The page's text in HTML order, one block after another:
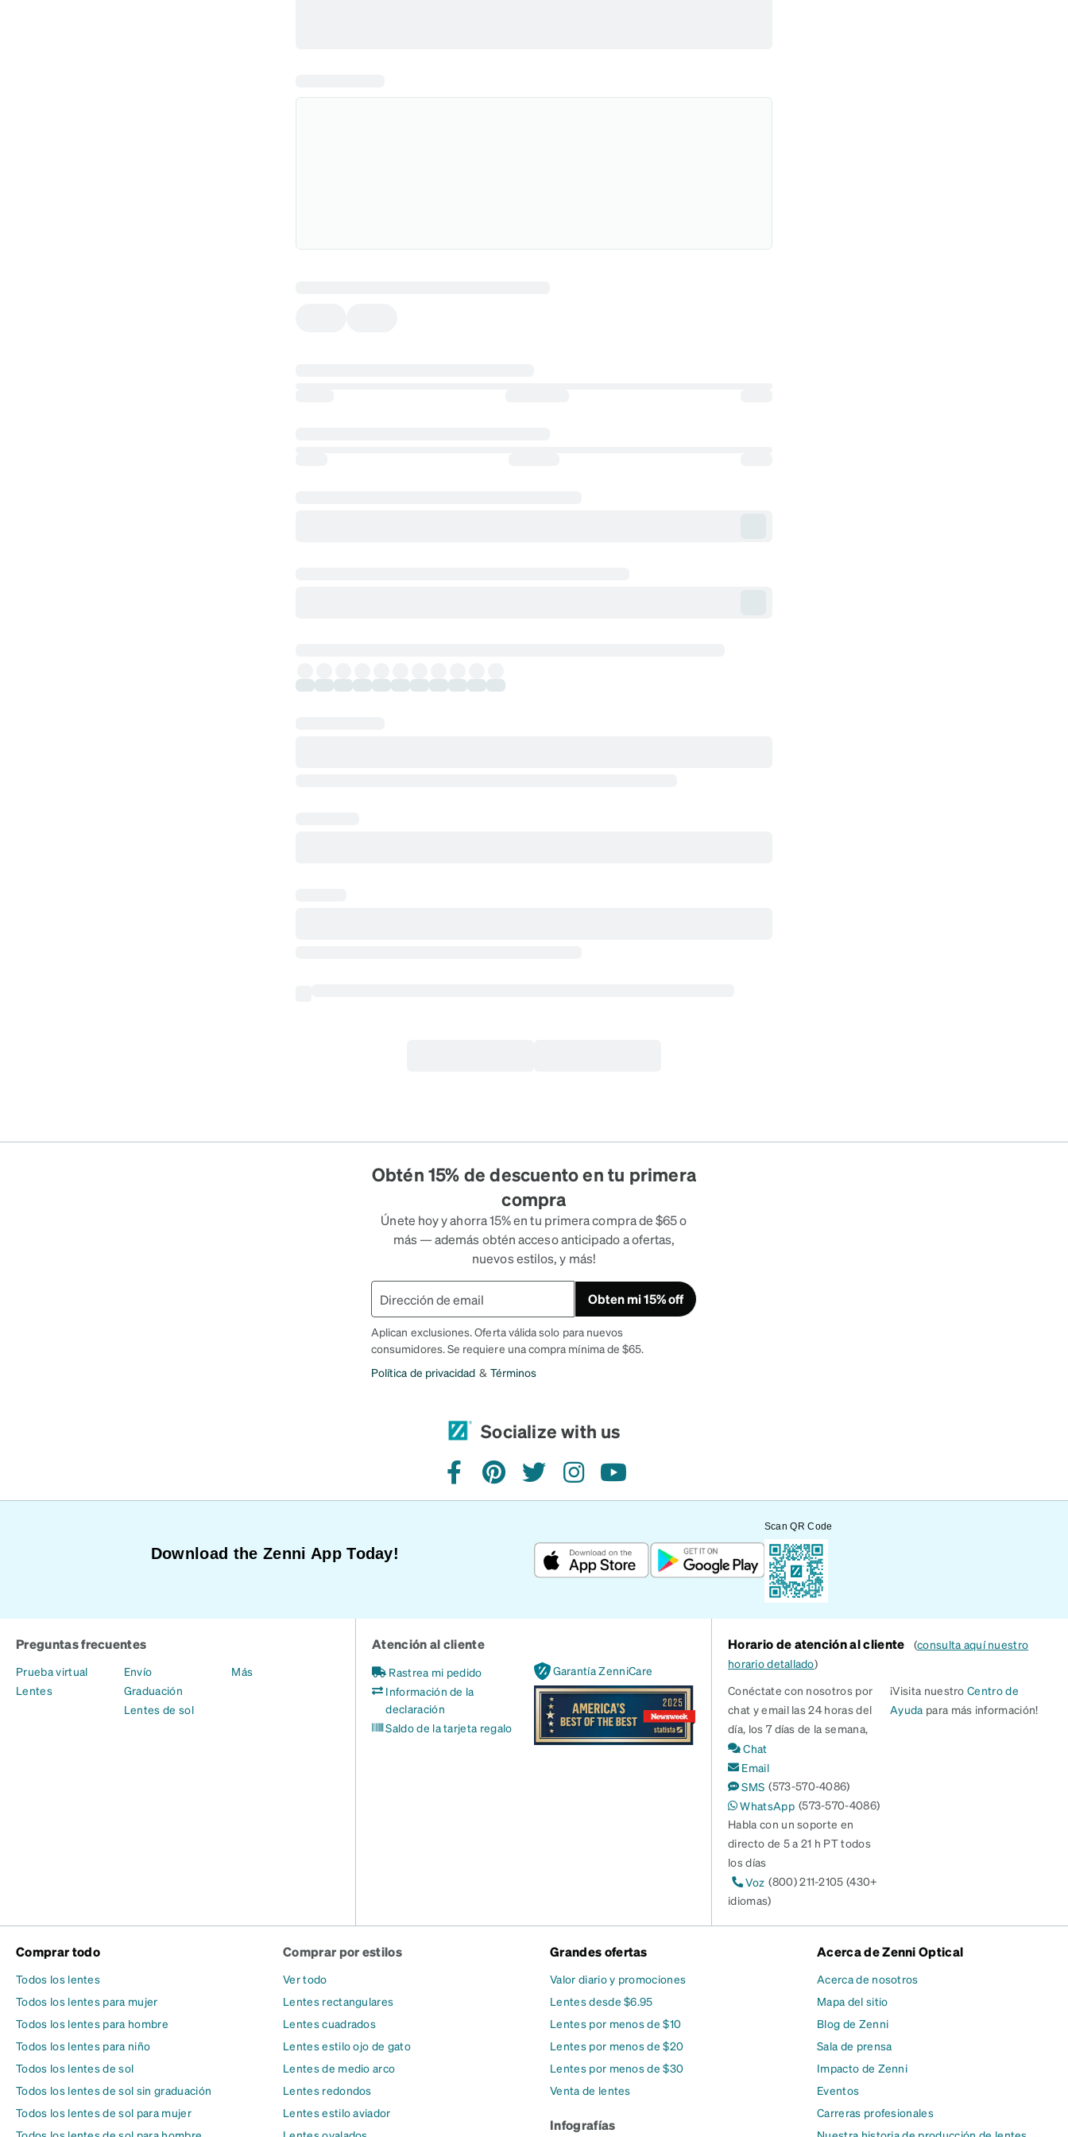
Obtén 15% de descuento en tu primera
compra
Únete hoy y ahorra 15% en tu primera compra de $65 o
más — además obtén acceso anticipado a ofertas,
nuevos estilos, y más!
Obten mi 15% off
Aplican exclusiones. Oferta válida solo para nuevos
consumidores. Se requiere una compra mínima de $65.
Política de privacidad & Términos
Socialize with us
facebookpinteresttwitterinstagramyoutube
Download the Zenni App Today!
Scan QR Code
Preguntas frecuentes
Prueba virtual
Lentes
Envío
Graduación
Lentes de sol
Más
Atención al cliente
Rastrea mi pedido
Información de la
declaración
Saldo de la tarjeta regalo
Garantía ZenniCare
Horario de atención al cliente (consulta aquí nuestro
horario detallado)
Conéctate con nosotros por
chat y email las 24 horas del
día, los 7 días de la semana,
Chat
Email
SMS (573-570-4086)
WhatsApp (573-570-4086)
Habla con un soporte en
directo de 5 a 21 h PT todos
los días
Voz (800) 211-2105 (430+
idiomas)
¡Visita nuestroCentro de
Ayuda para más información!
Comprar todo
Todos los lentes
Todos los lentes para mujer
Todos los lentes para hombre
Todos los lentes para niño
Todos los lentes de sol
Todos los lentes de sol sin graduación
Todos los lentes de sol para mujer
Comprar por estilos
Ver todo
Lentes rectangulares
Lentes cuadrados
Lentes estilo ojo de gato
Lentes de medio arco
Lentes redondos
Lentes estilo aviador
Grandes ofertas
Valor diario y promociones
Lentes desde $6.95
Lentes por menos de $10
Lentes por menos de $20
Lentes por menos de $30
Venta de lentes
Infografías
Acerca de Zenni Optical
Acerca de nosotros
Mapa del sitio
Blog de Zenni
Sala de prensa
Impacto de Zenni
Eventos
Carreras profesionales